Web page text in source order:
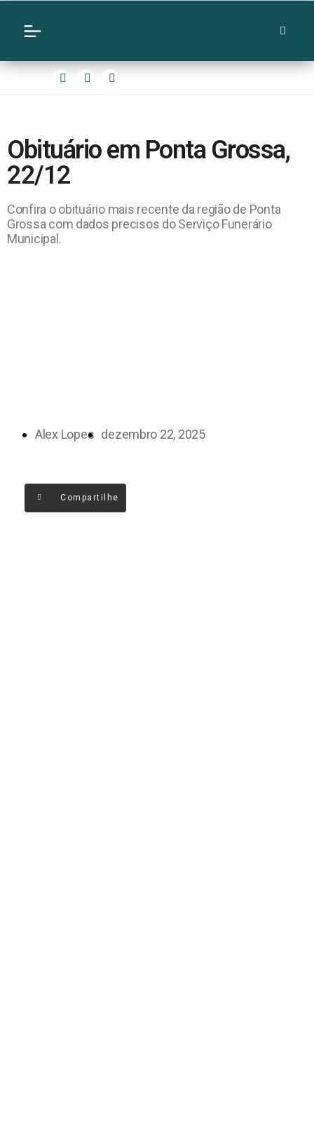
Obituário em Ponta Grossa,
22/12
Confira o obituário mais recente da região de Ponta
Grossa com dados precisos do Serviço Funerário
Municipal.
Alex Lopes dezembro 22, 2025
Compartilhe